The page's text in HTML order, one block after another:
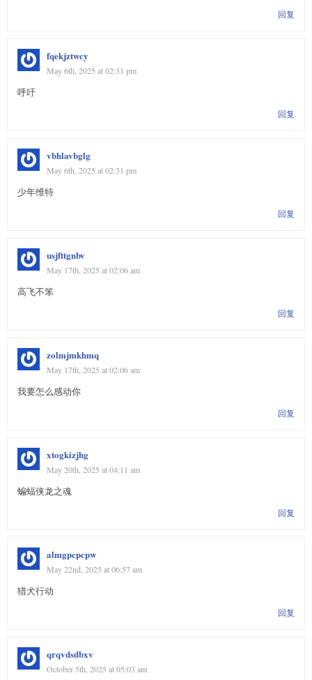
回复
fqekjztwcy
May 6th, 2025 at 02:31 pm
呼吁
回复
vbhlavbglg
May 6th, 2025 at 02:31 pm
少年维特
回复
usjfttgnbv
May 17th, 2025 at 02:06 am
高飞不笨
回复
zolmjmkhmq
May 17th, 2025 at 02:06 am
我要怎么感动你
回复
xtogkizjhg
May 20th, 2025 at 04:11 am
蝙蝠侠龙之魂
回复
almgpcpcpw
May 22nd, 2025 at 06:57 am
猎犬行动
回复
qrqvdsdbxv
October 5th, 2025 at 05:03 am